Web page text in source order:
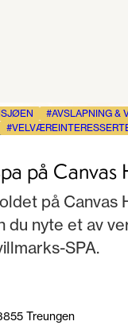
AVSLAPNING &
på Canvas
på Canvas
du nyte et av
SPA.
Treungen